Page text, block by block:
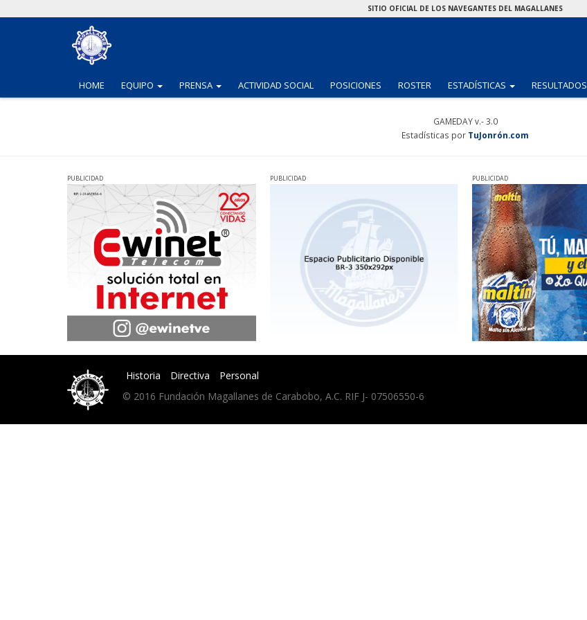
SITIO OFICIAL DE LOS NAVEGANTES DEL MAGALLANES
HOME EQUIPO (CURRENT)
PRENSA (CURRENT)
ACTIVIDAD SOCIAL POSICIONES ROSTER ESTADÍSTICAS (CURRENT)
RESULTADOS
GAMEDAY v.- 3.0
Estadísticas por TuJonrón.com
PUBLICIDAD PUBLICIDAD PUBLICIDAD
Historia Directiva
Personal
© 2016 Fundación Magallanes de Carabobo, A.C. RIF J- 07506550-6